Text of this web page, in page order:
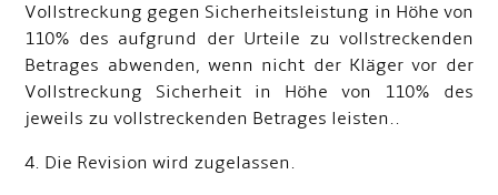
Vollstreckung gegen Sicherheitsleistung in Höhe von
110% des aufgrund der Urteile zu vollstreckenden
Betrages abwenden, wenn nicht der Kläger vor der
Vollstreckung Sicherheit in Höhe von 110% des
jeweils zu vollstreckenden Betrages leisten..
4. Die Revision wird zugelassen.